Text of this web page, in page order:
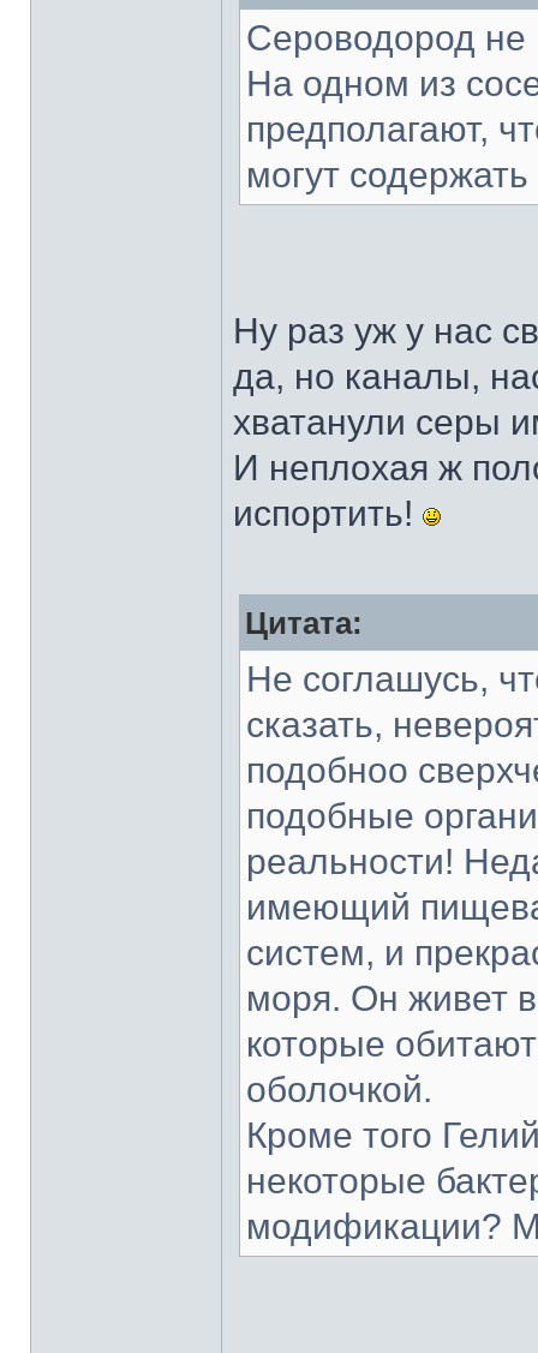
Сероводород не
На одном из
предполагают,
могут содержать
Ну раз уж у нас
да, но каналы,
хватанули серы
И неплохая ж
испортить!
Цитата:
Не соглашусь,
сказать,
подобноо
подобные
реальности!
имеющий
систем, и
моря. Он живет
которые
оболочкой.
Кроме того
некоторые
модификации?